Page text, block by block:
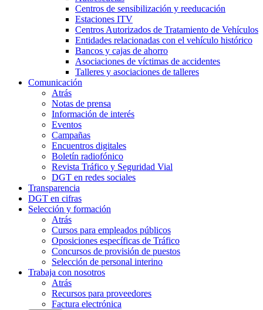
Centros de sensibilización y reeducación
Estaciones ITV
Centros Autorizados de Tratamiento de Vehículos
Entidades relacionadas con el vehículo histórico
Bancos y cajas de ahorro
Asociaciones de víctimas de accidentes
Talleres y asociaciones de talleres
Comunicación
Atrás
Notas de prensa
Información de interés
Eventos
Campañas
Encuentros digitales
Boletín radiofónico
Revista Tráfico y Seguridad Vial
DGT en redes sociales
Transparencia
DGT en cifras
Selección y formación
Atrás
Cursos para empleados públicos
Oposiciones específicas de Tráfico
Concursos de provisión de puestos
Selección de personal interino
Trabaja con nosotros
Atrás
Recursos para proveedores
Factura electrónica